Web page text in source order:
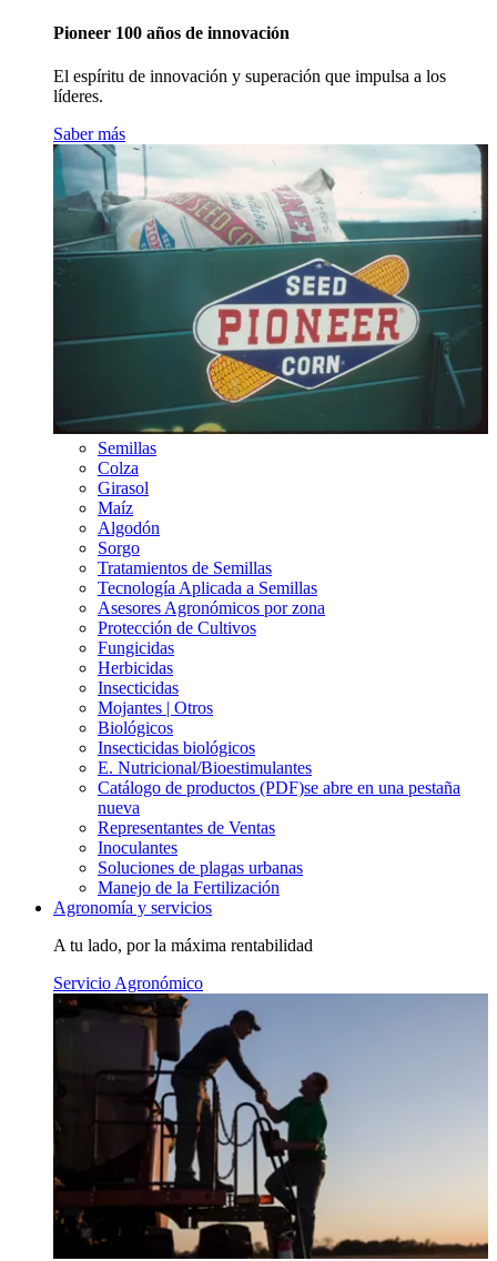
Pioneer 100 años de innovación
El espíritu de innovación y superación que impulsa a los
líderes.
Saber más
Semillas
Colza
Girasol
Maíz
Algodón
Sorgo
Tratamientos de Semillas
Tecnología Aplicada a Semillas
Asesores Agronómicos por zona
Protección de Cultivos
Fungicidas
Herbicidas
Insecticidas
Mojantes | Otros
Biológicos
Insecticidas biológicos
E. Nutricional/Bioestimulantes
Catálogo de productos (PDF)se abre en una pestaña
nueva
Representantes de Ventas
Inoculantes
Soluciones de plagas urbanas
Manejo de la Fertilización
Agronomía y servicios
A tu lado, por la máxima rentabilidad
Servicio Agronómico